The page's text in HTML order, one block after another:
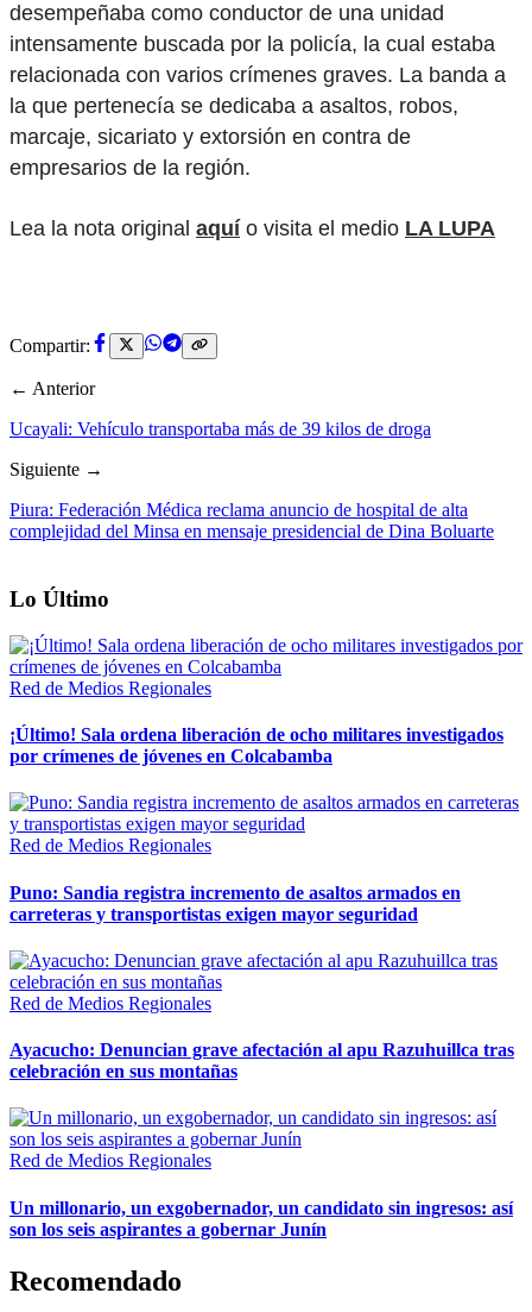
desempeñaba como conductor de una unidad
intensamente buscada por la policía, la cual estaba
relacionada con varios crímenes graves. La banda a
la que pertenecía se dedicaba a asaltos, robos,
marcaje, sicariato y extorsión en contra de
empresarios de la región.
Lea la nota original aquío visita el medio LA LUPA
Compartir:
← Anterior
Ucayali: Vehículo transportaba más de 39 kilos de droga
Siguiente →
Piura: Federación Médica reclama anuncio de hospital de alta
complejidad del Minsa en mensaje presidencial de Dina Boluarte
Lo Último
Red de Medios Regionales
¡Último! Sala ordena liberación de ocho militares investigados
por crímenes de jóvenes en Colcabamba
Red de Medios Regionales
Puno: Sandia registra incremento de asaltos armados en
carreteras y transportistas exigen mayor seguridad
Red de Medios Regionales
Ayacucho: Denuncian grave afectación al apu Razuhuillca tras
celebración en sus montañas
Red de Medios Regionales
Un millonario, un exgobernador, un candidato sin ingresos: así
son los seis aspirantes a gobernar Junín
Recomendado